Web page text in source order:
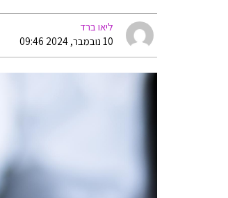
ליאו ברד
10 נובמבר, 2024 09:46